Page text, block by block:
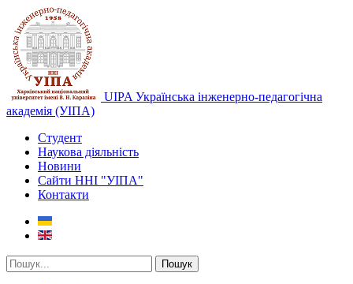
UIPA Українська інженерно-педагогічна
академія (УІПА)
Студент
Наукова діяльність
Новини
Сайти ННІ "УІПА"
Контакти
Пошук